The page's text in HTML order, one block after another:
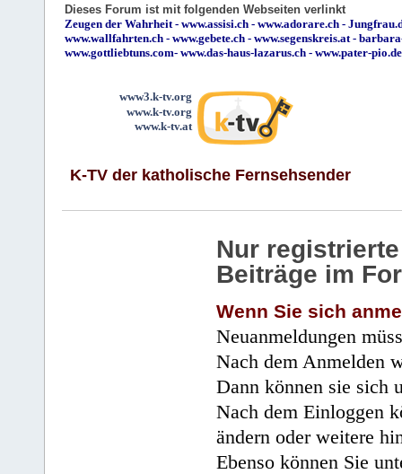
Dieses Forum ist mit folgenden Webseiten verlinkt
Zeugen der Wahrheit - www.assisi.ch - www.adorare.ch -
www.wallfahrten.ch - www.gebete.ch - www.segenskreis.at -
www.gottliebtuns.com- www.das-haus-lazarus.ch - www.pater-pio.de
www3.k-tv.org
www.k-tv.org
www.k-tv.at
K-TV der katholische Fernsehsender
Nur
Beiträge im
Wenn Sie sich
Neuanmeldungen
Nach dem Anmelden
Dann können sie sich
Nach dem Einloggen
ändern oder weitere
Ebenso können Sie